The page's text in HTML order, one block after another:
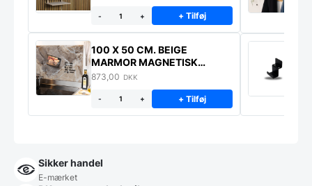
- + + Tilføj
100 X 50 CM. BEIGE
MARMOR MAGNETISK
STÆNKPLADE
873,00 DKK
- + + Tilføj
Sikker handel
E-mærket